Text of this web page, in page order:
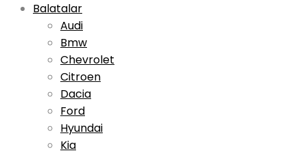
Balatalar
Audi
Bmw
Chevrolet
Citroen
Dacia
Ford
Hyundai
Kia